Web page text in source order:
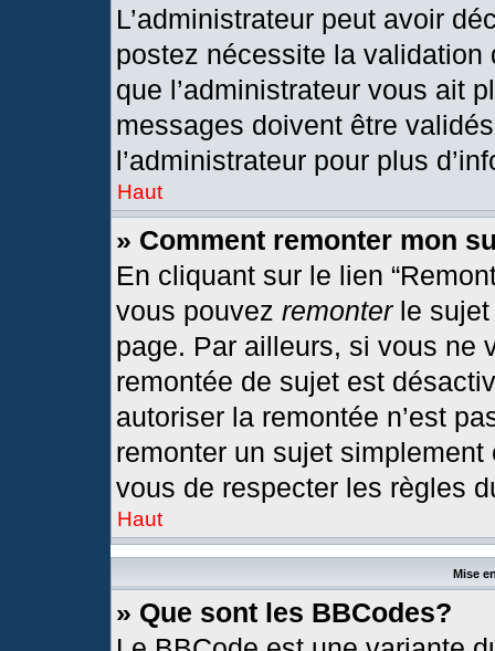
L’administrateur peut avoir
postez nécessite la
que l’administrateur vous ait
messages doivent être
l’administrateur pour plus
Haut
» Comment remonter mon
En cliquant sur le lien
vous pouvez remonterle sujet
page. Par ailleurs, si vous ne
remontée de sujet est
autoriser la remontée n’est
remonter un sujet
vous de respecter les règles
Haut
Mise
» Que sont les BBCodes?